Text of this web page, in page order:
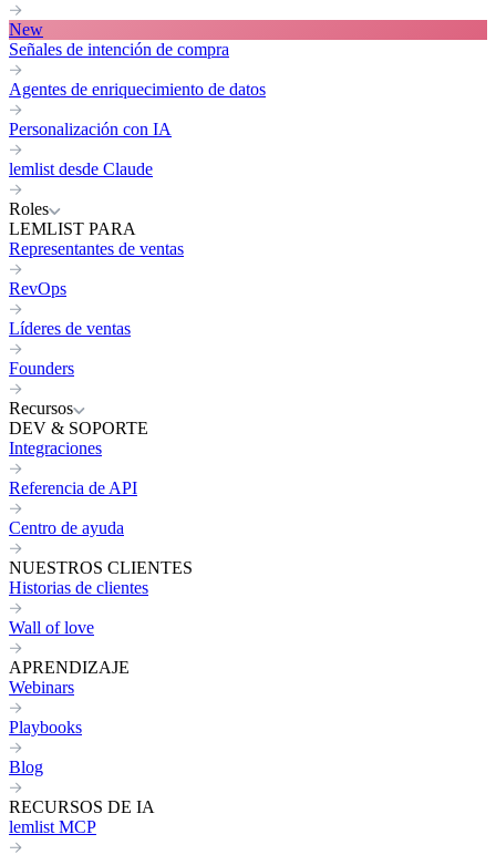
New
Señales de intención de compra
Agentes de enriquecimiento de datos
Personalización con IA
lemlist desde Claude
Roles
LEMLIST PARA
Representantes de ventas
RevOps
Líderes de ventas
Founders
Recursos
DEV & SOPORTE
Integraciones
Referencia de API
Centro de ayuda
NUESTROS CLIENTES
Historias de clientes
Wall of love
APRENDIZAJE
Webinars
Playbooks
Blog
RECURSOS DE IA
lemlist MCP